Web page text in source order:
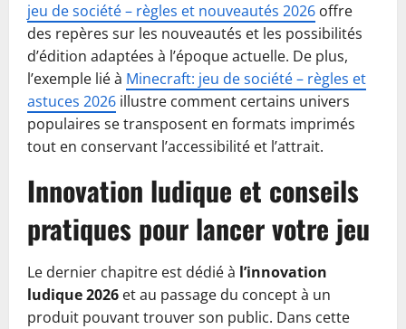
jeu de société – règles et nouveautés 2026 offre
des repères sur les nouveautés et les possibilités
d’édition adaptées à l’époque actuelle. De plus,
l’exemple lié à Minecraft: jeu de société – règles et
astuces 2026 illustre comment certains univers
populaires se transposent en formats imprimés
tout en conservant l’accessibilité et l’attrait.
Innovation ludique et conseils
pratiques pour lancer votre jeu
Le dernier chapitre est dédié à l’innovation
ludique 2026 et au passage du concept à un
produit pouvant trouver son public. Dans cette